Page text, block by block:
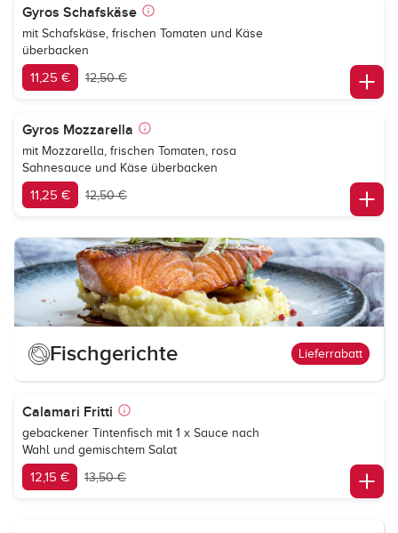
Gyros Schafskäse
mit Schafskäse, frischen Tomaten und Käse
überbacken
11,25 € 12,50 €
Gyros Mozzarella
mit Mozzarella, frischen Tomaten, rosa
Sahnesauce und Käse überbacken
11,25 € 12,50 €
Fischgerichte Lieferrabatt
Calamari Fritti
gebackener Tintenfisch mit 1 x Sauce nach
Wahl und gemischtem Salat
12,15 € 13,50 €